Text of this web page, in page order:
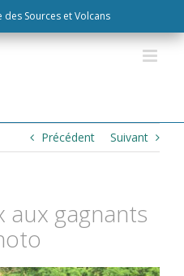
Sources et Volcans
Précédent Suivant
aux gagnants